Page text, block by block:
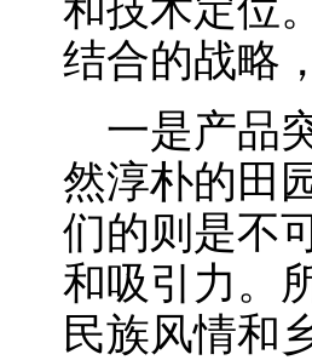
和技术定位
结合的战略
一是产品
然淳朴的田
们的则是不
和吸引力。
民族风情和